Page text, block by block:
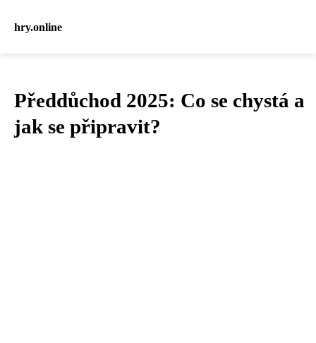
hry.online
Předdůchod 2025: Co se chystá a
jak se připravit?